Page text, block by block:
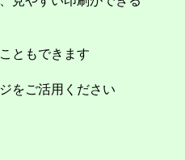
ともできます
をご活用ください